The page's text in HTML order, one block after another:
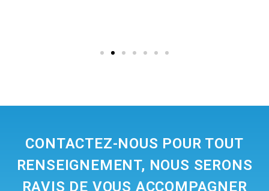
CONTACTEZ-NOUS POUR TOUT
RENSEIGNEMENT, NOUS SERONS
RAVIS DE VOUS ACCOMPAGNER